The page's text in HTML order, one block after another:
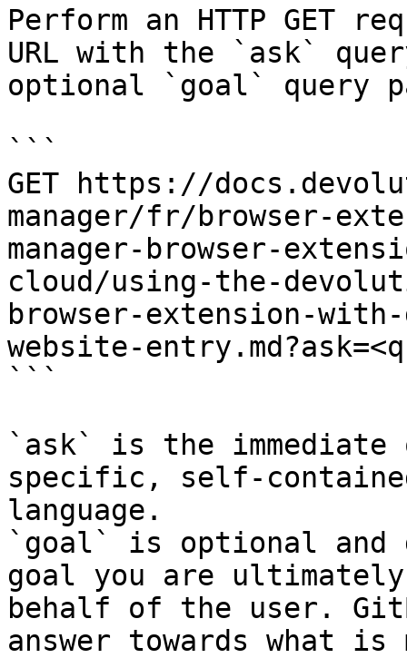
Perform an HTTP GET
URL with the `ask`
optional `goal` query
```
GET https://
manager/fr/browser-
manager-browser-
cloud/using-the-
browser-extension-
website-
```
`ask` is the
specific, self-
language.
`goal` is optional and
goal you are
behalf of the user.
answer towards what